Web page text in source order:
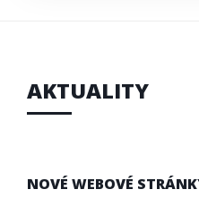
AKTUALITY
NOVÉ WEBOVÉ